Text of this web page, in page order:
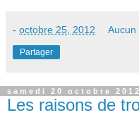
- octobre 25, 2012 Aucun
Partager
samedi 20 octobre 2012
Les raisons de